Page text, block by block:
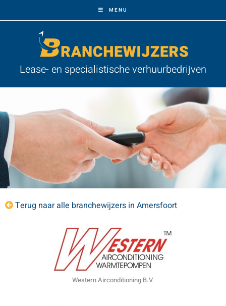
MENU
Lease- en specialistische verhuurbedrijven
Terug naar alle branchewijzers in Amersfoort
Western Airconditioning B.V.